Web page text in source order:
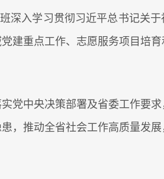
深入学习贯彻习近平总书记关
建重点工作、志愿服务项目培
党中央决策部署及省委工作要
，推动全省社会工作高质量发